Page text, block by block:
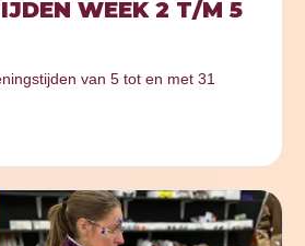
WEEK 2 T/M 5
van 5 tot en met 31